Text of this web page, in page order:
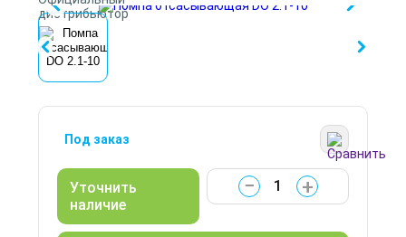
Под заказ
Уточнить
наличие
− +